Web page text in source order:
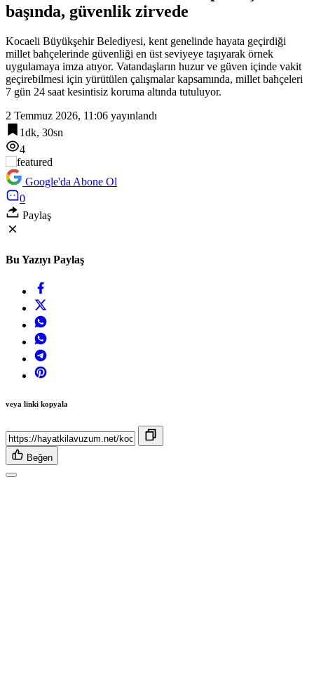
19:48
Orman yangınlarında soruşturma sürüyor.. 34 şüpheliden 9’u
tutuklandı
başında, güvenlik zirvede
Kocaeli Büyükşehir Belediyesi, kent genelinde hayata geçirdiği
millet bahçelerinde güvenliği en üst seviyeye taşıyarak örnek
uygulamaya imza atıyor. Vatandaşların huzur ve güven içinde vakit
geçirebilmesi için yürütülen çalışmalar kapsamında, millet bahçeleri
7 gün 24 saat kesintisiz koruma altında tutuluyor.
2 Temmuz 2026, 11:06 yayınlandı
1dk, 30sn
4
Google'da Abone Ol
0
Paylaş
Bu Yazıyı Paylaş
veya linki kopyala
Beğen